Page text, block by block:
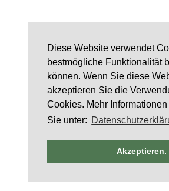
Diese Website verwendet
bestmögliche Funktionalität
können. Wenn Sie diese
akzeptieren Sie die
Cookies. Mehr
Sie unter:
Akzeptieren.